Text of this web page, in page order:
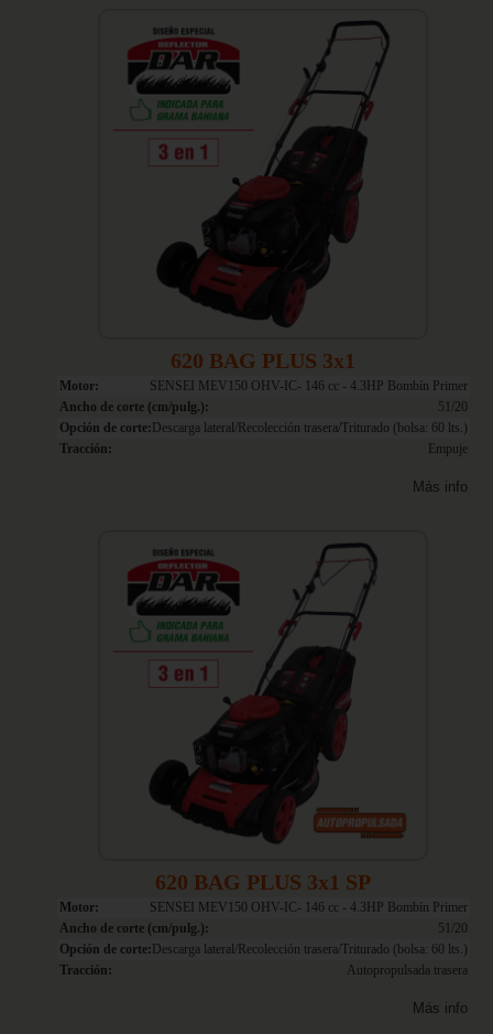
620 BAG PLUS 3x1
Motor:
SENSEI MEV150 OHV-IC- 146 cc - 4.3HP Bombín Primer
Ancho de corte (cm/pulg.):
51/20
Opción de corte: Descarga lateral/Recolección trasera/Triturado (bolsa: 60 lts.)
Tracción:
Empuje
Más info
620 BAG PLUS 3x1 SP
Motor:
SENSEI MEV150 OHV-IC- 146 cc - 4.3HP Bombín Primer
Ancho de corte (cm/pulg.):
51/20
Opción de corte: Descarga lateral/Recolección trasera/Triturado (bolsa: 60 lts.)
Tracción:
Autopropulsada trasera
Más info